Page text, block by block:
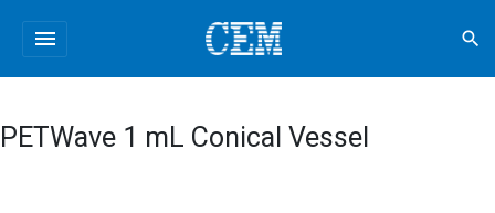
menu search
PETWave 1 mL Conical Vessel